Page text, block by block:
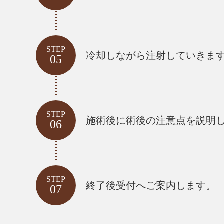
STEP
05 冷却しながら注射していきます
STEP
06 施術後に術後の注意点を説明し
STEP
07 終了後受付へご案内します。